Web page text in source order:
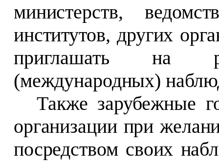
министерств,
институтов, других
приглашать на
(международных)
Также зарубежные
организации при
посредством своих